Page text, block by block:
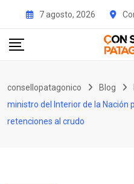
content
7 agosto, 2026
consellopatagonico Blog
ministro del Interior de la Nación
retenciones al crudo